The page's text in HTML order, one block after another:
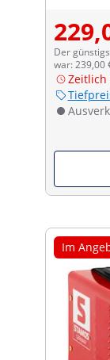
Der
war: 239,00
Zeitlich
Im